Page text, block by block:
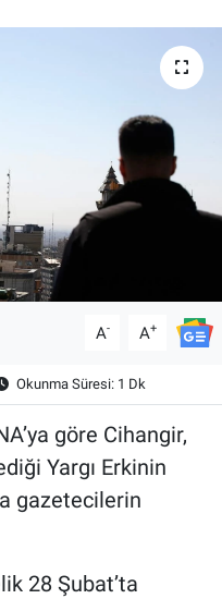
A- A+
Okunma Süresi: 1 Dk
göre Cihangir,
Yargı Erkinin
gazetecilerin
28 Şubat’ta